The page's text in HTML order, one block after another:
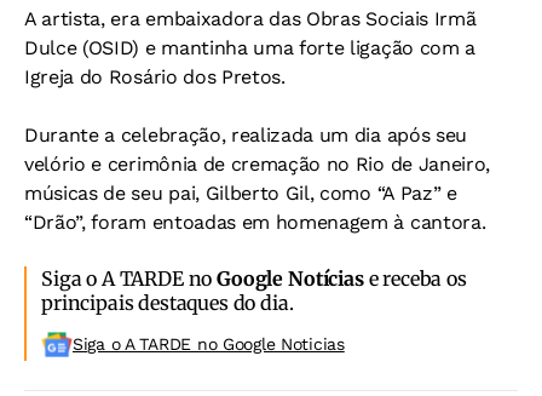
A artista, era embaixadora das Obras Sociais Irmã
Dulce (OSID) e mantinha uma forte ligação com a
Igreja do Rosário dos Pretos.
Durante a celebração, realizada um dia após seu
velório e cerimônia de cremação no Rio de Janeiro,
músicas de seu pai, Gilberto Gil, como “A Paz” e
“Drão”, foram entoadas em homenagem à cantora.
Siga o A TARDE noGoogle Notíciase receba os
principais destaques do dia.
Siga o A TARDE no Google Noticias